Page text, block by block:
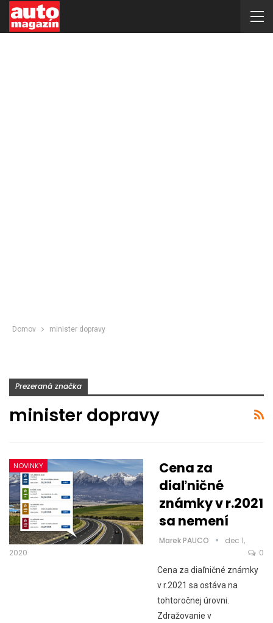
Domov minister dopravy
Prezeraná značka
minister dopravy
NOVINKY
Cena za
diaľničné
známky v r.2021
sa nemení
Marek PAUCO
dec 1,
2020
0
Cena za diaľničné známky
v r.2021 sa ostáva na
tohtoročnej úrovni.
Zdražovanie v